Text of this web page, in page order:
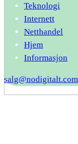
Teknologi
Internett
Netthandel
Hjem
Informasjon
salg@nodigitalt.com